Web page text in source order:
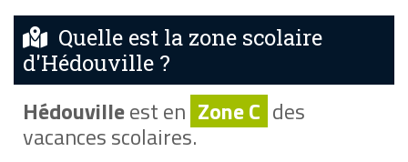
Quelle est la zone scolaire
d'Hédouville ?
Hédouvilleest en Zone C des
vacances scolaires.